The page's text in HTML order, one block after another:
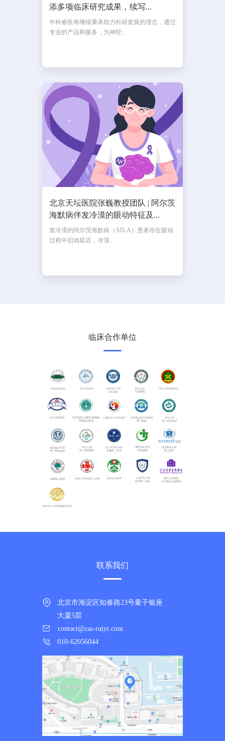
添多项临床研究成果，续写...
中科睿医将继续秉承助力科研发展的理念，通过
专业的产品和服务，为神经...
北京天坛医院张巍教授团队 | 阿尔茨
海默病伴发冷漠的眼动特征及...
发冷漠的阿尔茨海默病（AD-A）患者存在眼动
过程中启动延迟，冷漠...
临床合作单位
联系我们
北京市海淀区知春路23号量子银座
大厦5层
contact@cas-ruiyi.com
010-62056044